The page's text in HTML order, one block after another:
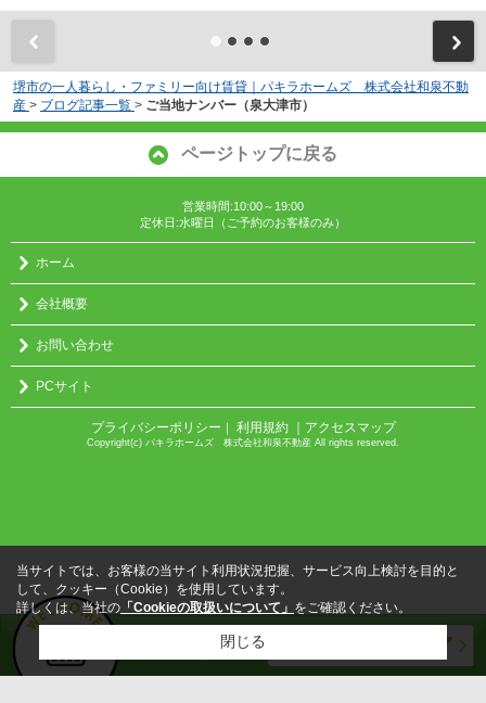
堺市の一人暮らし・ファミリー向け賃貸｜パキラホームズ 株式会社和泉不動
産 > ブログ記事一覧 > ご当地ナンバー（泉大津市）
ページトップに戻る
営業時間:10:00～19:00
定休日:水曜日（ご予約のお客様のみ）
ホーム
会社概要
お問い合わせ
PCサイト
プライバシーポリシー ｜ 利用規約 ｜アクセスマップ
Copyright(c) パキラホームズ 株式会社和泉不動産 All rights reserved.
当サイトでは、お客様の当サイト利用状況把握、サービス向上検討を目的と
して、クッキー（Cookie）を使用しています。
詳しくは、当社の 「Cookieの取扱いについて」 をご確認ください。
閉じる